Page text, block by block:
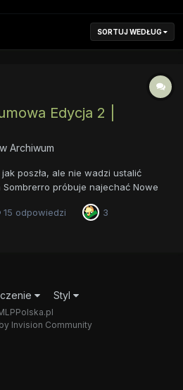
SORTUJ WEDŁUG
Edycja 2 |
w Archiwum
poszła, ale nie wadzi ustalić
Sombrerro próbuje najechać Nowe
w parę gier komputerowych
tak wydaje xD Także zapr...
15 odpowiedzi 3
Styl
Invision Community